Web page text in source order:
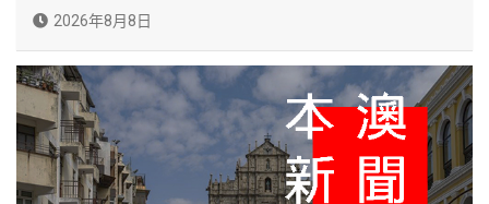
2026年8月8日